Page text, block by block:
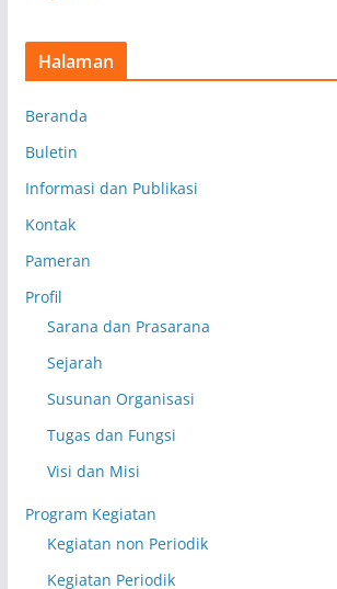
Halaman
Beranda
Buletin
Informasi dan Publikasi
Kontak
Pameran
Profil
Sarana dan Prasarana
Sejarah
Susunan Organisasi
Tugas dan Fungsi
Visi dan Misi
Program Kegiatan
Kegiatan non Periodik
Kegiatan Periodik